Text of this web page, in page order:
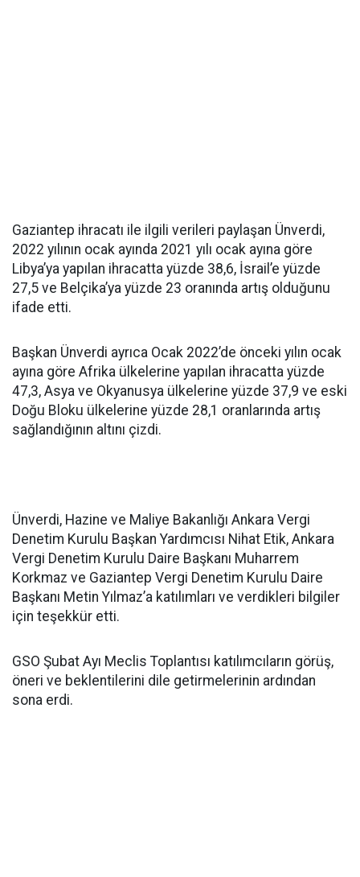
Gaziantep ihracatı ile ilgili verileri paylaşan Ünverdi,
2022 yılının ocak ayında 2021 yılı ocak ayına göre
Libya’ya yapılan ihracatta yüzde 38,6, İsrail’e yüzde
27,5 ve Belçika’ya yüzde 23 oranında artış olduğunu
ifade etti.
Başkan Ünverdi ayrıca Ocak 2022’de önceki yılın ocak
ayına göre Afrika ülkelerine yapılan ihracatta yüzde
47,3, Asya ve Okyanusya ülkelerine yüzde 37,9 ve eski
Doğu Bloku ülkelerine yüzde 28,1 oranlarında artış
sağlandığının altını çizdi.
Ünverdi, Hazine ve Maliye Bakanlığı Ankara Vergi
Denetim Kurulu Başkan Yardımcısı Nihat Etik, Ankara
Vergi Denetim Kurulu Daire Başkanı Muharrem
Korkmaz ve Gaziantep Vergi Denetim Kurulu Daire
Başkanı Metin Yılmaz’a katılımları ve verdikleri bilgiler
için teşekkür etti.
GSO Şubat Ayı Meclis Toplantısı katılımcıların görüş,
öneri ve beklentilerini dile getirmelerinin ardından
sona erdi.